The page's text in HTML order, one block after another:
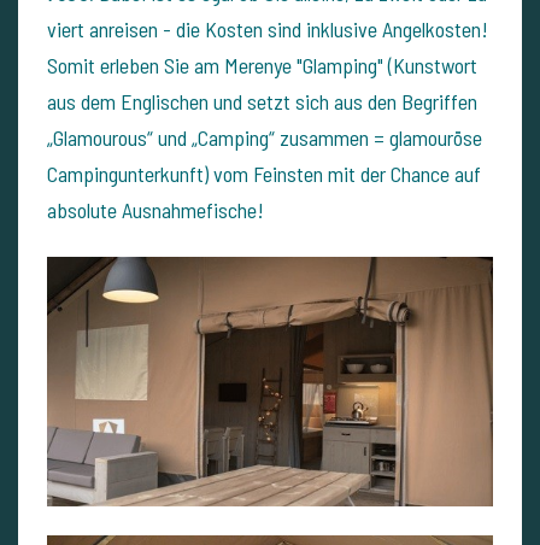
viert anreisen - die Kosten sind inklusive Angelkosten!
Somit erleben Sie am Merenye "Glamping" (Kunstwort
aus dem Englischen und setzt sich aus den Begriffen
„Glamourous“ und „Camping“ zusammen = glamouröse
Campingunterkunft) vom Feinsten mit der Chance auf
absolute Ausnahmefische!